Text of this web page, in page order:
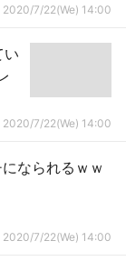
2020/7/22(We) 14:00
い
2020/7/22(We) 14:00
なられるｗｗ
2020/7/22(We) 14:00